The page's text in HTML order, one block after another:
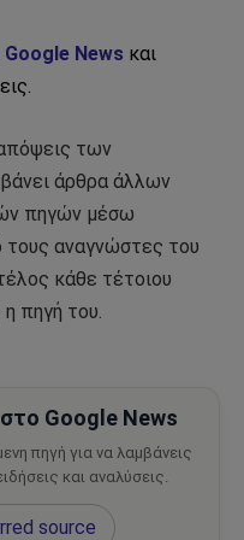
News και
των
άρθρα άλλων
πηγών μέσω
τους αναγνώστες του
κάθε τέτοιου
πηγή του.
Google News
πηγή για να λαμβάνεις
και αναλύσεις.
source